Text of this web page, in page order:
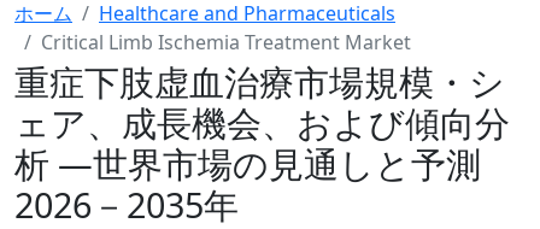
ホーム
Healthcare and Pharmaceuticals
Critical Limb Ischemia Treatment Market
重症下肢虚血治療市場規模・シ
ェア、成長機会、および傾向分
析 ―世界市場の見通しと予測
2026－2035年